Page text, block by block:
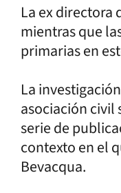
La ex directora
mientras que
primarias en
La
asociación civil
serie de
contexto en el
Bevacqua.